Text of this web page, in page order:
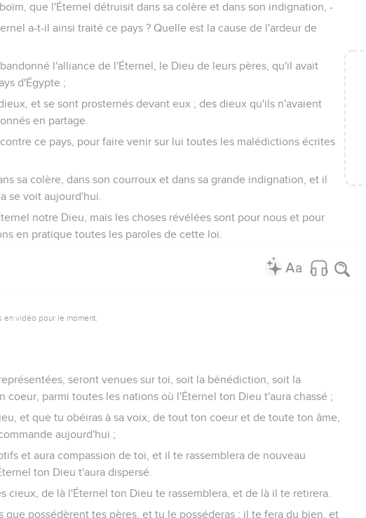
que l'Éternel détruisit dans sa colère et dans son indignation, -
a-t-il ainsi traité ce pays ? Quelle est la cause de l'ardeur de
l'alliance de l'Éternel, le Dieu de leurs pères, qu'il avait
d'Égypte ;
et se sont prosternés devant eux ; des dieux qu'ils n'avaient
en partage.
ce pays, pour faire venir sur lui toutes les malédictions écrites
sa colère, dans son courroux et dans sa grande indignation, et il
se voit aujourd'hui.
notre Dieu, mais les choses révélées sont pour nous et pour
en pratique toutes les paroles de cette loi.
vidéo pour le moment.
seront venues sur toi, soit la bénédiction, soit la
coeur, parmi toutes les nations où l'Éternel ton Dieu t'aura chassé ;
et que tu obéiras à sa voix, de tout ton coeur et de toute ton âme,
aujourd'hui ;
et aura compassion de toi, et il te rassemblera de nouveau
ton Dieu t'aura dispersé.
cieux, de là l'Éternel ton Dieu te rassemblera, et de là il te retirera.
que possédèrent tes pères, et tu le posséderas ; il te fera du bien, et